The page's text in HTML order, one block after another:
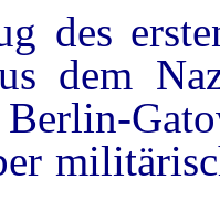
des
dem